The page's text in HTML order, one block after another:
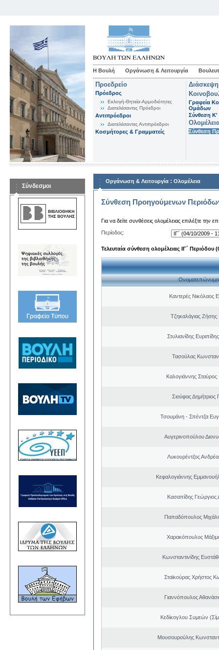
Η Βουλή Οργάνωση & Λειτουργία
Προεδρείο
Πρόεδρος
Εκλογή-Θητεία-Αρμοδιότητες
Διατελέσαντες Πρόεδροι
Αντιπρόεδροι
Διατελέσαντες Αντιπρόεδροι
Κοσμήτορες & Γραμματείς
Γραφεία
Ομάδων
Σύνθεση K'
Σύνθεση
Σύνδεσμοι
Οργάνωση & Λειτουργία : Ολομέλεια
Σύνθεση Προηγούμενων
Για να δείτε συνθέσεις ολομέλειας επιλέξτε την
Περίοδος:
Τελευταία σύνθεση ολομέλειας ΙΓ΄ Περιόδου
Ονοματεπώνυμο
Καντερές Νικόλαος
Τζηκαλάγιας Ζήσης
Στυλιανίδης
Τασούλας
Καλογιάννης Σταύρος
Σιούφας Δημήτριος
Τσουμάνη - Σπέντζα
Αυγερινοπούλου
Λυκουρέντζος
Κεφαλογιάννης
Κασαπίδης Γεώργιος
Παπαδόπουλος
Χαρακόπουλος
Κωνσταντινίδης
Σταϊκούρας Χρήστος
Γιαννόπουλος
Κεδίκογλου Συμεών
Μουσουρούλης